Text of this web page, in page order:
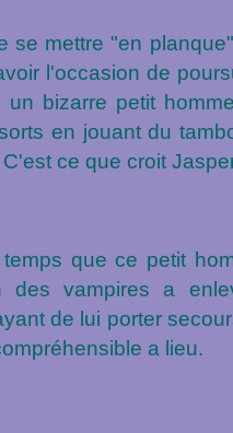
se mettre "en
l'occasion de
bizarre petit
en jouant du
ce que croit
que ce petit
des vampires a
de lui porter
a lieu.